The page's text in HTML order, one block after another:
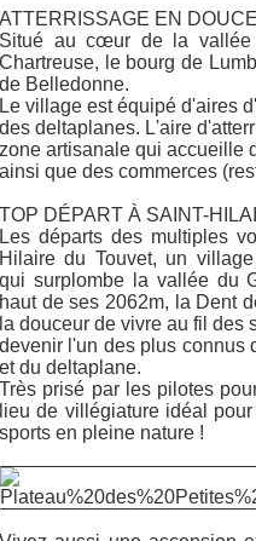
ATTERRISSAGE EN
Situé au cœur de la vallée
Chartreuse, le bourg de
de Belledonne.
Le village est équipé d'aires
des deltaplanes. L'aire
zone artisanale qui accueille
ainsi que des commerces
TOP DÉPART À SAINT-
Les départs des multiples
Hilaire du Touvet, un
qui surplombe la vallée du
haut de ses 2062m, la Dent
la douceur de vivre au fil des
devenir l'un des plus connus
et du deltaplane.
Très prisé par les pilotes
lieu de villégiature idéal
sports en pleine nature !